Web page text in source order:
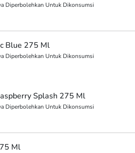
Diperbolehkan Untuk Dikonsumsi
Blue 275 Ml
Diperbolehkan Untuk Dikonsumsi
Splash 275 Ml
Diperbolehkan Untuk Dikonsumsi
Ml